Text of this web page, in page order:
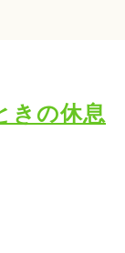
きの休息